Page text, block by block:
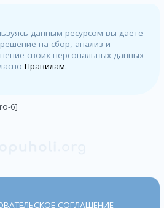
данным ресурсом вы даёте
на сбор, анализ и
своих персональных данных
Правилам.
6]
СОГЛАШЕНИЕ